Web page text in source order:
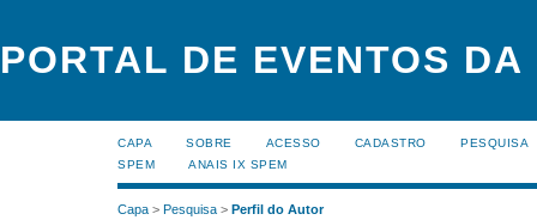
PORTAL DE EVENTOS DA
CAPA SOBRE ACESSO CADASTRO
PESQUISA
SPEM
ANAIS IX SPEM
Capa > Pesquisa > Perfil do Autor